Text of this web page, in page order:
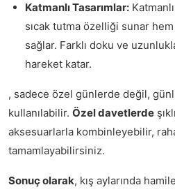
Katmanlı Tasarımlar:
sıcak tutma özelliği sunar
sağlar. Farklı doku ve
hareket katar.
, sadece özel günlerde değil,
kullanılabilir. Özel davetlerde
aksesuarlarla kombinleyebilir,
tamamlayabilirsiniz.
Sonuç olarak, kış aylarında